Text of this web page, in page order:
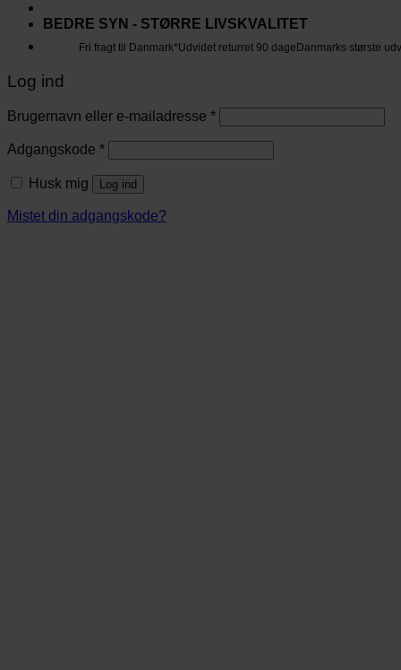
BEDRE SYN - STØRRE LIVSKVALITET
Fri fragt til Danmark*Udvidet returret 90 dage Danmarks største
Log ind
Brugernavn eller e-mailadresse *
Adgangskode *
Husk mig Log ind
Mistet din adgangskode?